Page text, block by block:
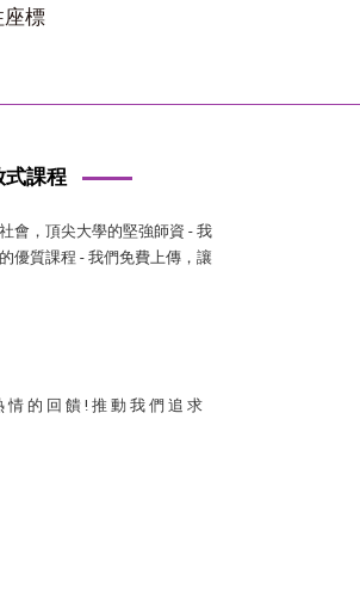
座標
式課程
會，頂尖大學的堅強師資 - 我
優質課程 - 我們免費上傳，讓
情 的 回 饋 ! 推 動 我 們 追 求